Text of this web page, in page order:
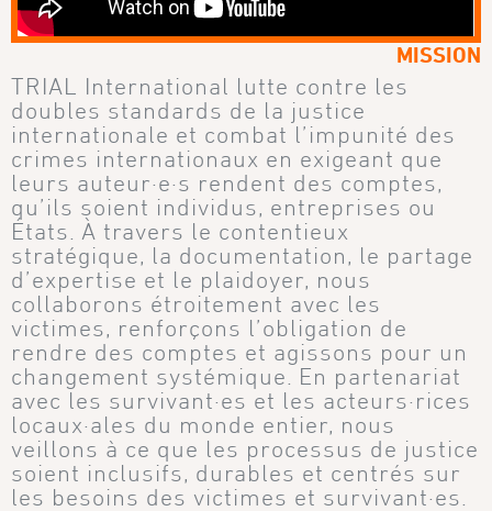
MISSION
TRIAL International lutte contre les
doubles standards de la justice
internationale et combat l’impunité des
crimes internationaux en exigeant que
leurs auteur·e·s rendent des comptes,
qu’ils soient individus, entreprises ou
États. À travers le contentieux
stratégique, la documentation, le partage
d’expertise et le plaidoyer, nous
collaborons étroitement avec les
victimes, renforçons l’obligation de
rendre des comptes et agissons pour un
changement systémique. En partenariat
avec les survivant·es et les acteurs·rices
locaux·ales du monde entier, nous
veillons à ce que les processus de justice
soient inclusifs, durables et centrés sur
les besoins des victimes et survivant·es.